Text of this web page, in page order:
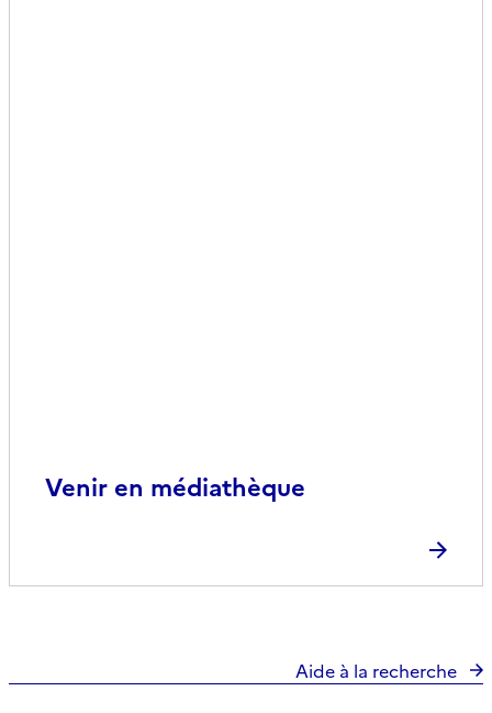
Venir en médiathèque
Aide à la recherche